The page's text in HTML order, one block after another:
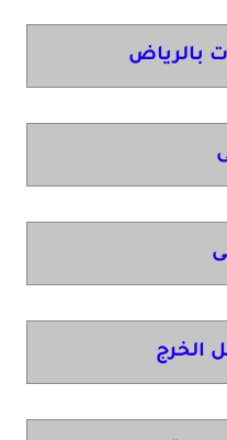
بالرياض
الخرج